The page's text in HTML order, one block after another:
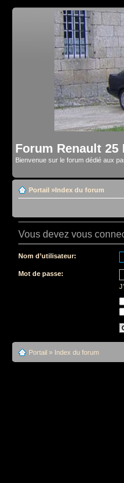
Forum Renault 25
Bienvenue sur le forum dédié aux
Portail »Index du forum
Vous devez vous
Nom d’utilisateur:
Mot de passe:
Portail » Index du forum